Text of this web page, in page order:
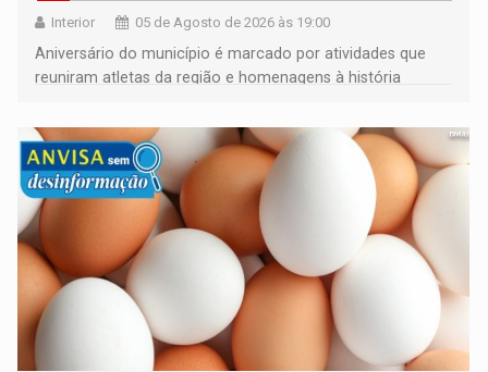
Interior 05 de Agosto de 2026 às 19:00
Aniversário do município é marcado por atividades que
reuniram atletas da região e homenagens à história